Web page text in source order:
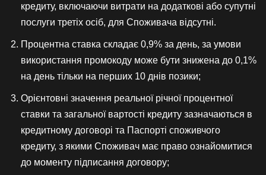
кредиту, включаючи витрати на додаткові або супутні
послуги третіх осіб, для Споживача відсутні.
Процентна ставка складає 0,9% за день, за умови
використання промокоду може бути знижена до 0,1%
на день тільки на перших 10 днів позики;
Орієнтовні значення реальної річної процентної
ставки та загальної вартості кредиту зазначаються в
кредитному договорі та Паспорті споживчого
кредиту, з якими Споживач має право ознайомитися
до моменту підписання договору;